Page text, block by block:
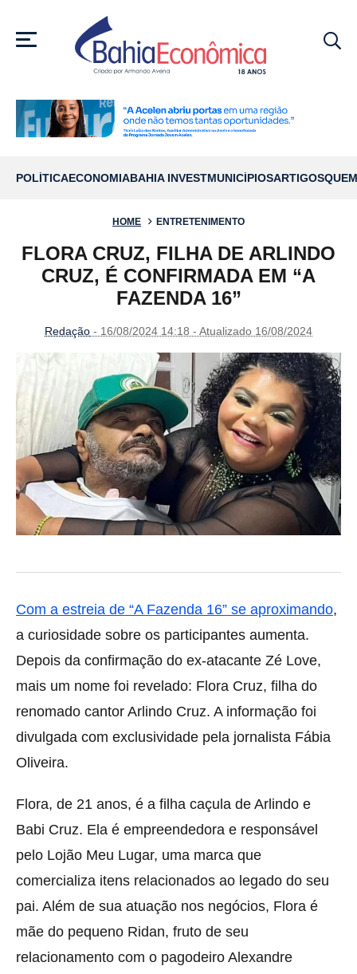
MENU
POLÍTICAECONOMIABAHIA INVESTMUNICÍPIOSARTIGOS
HOME ENTRETENIMENTO
FLORA CRUZ, FILHA DE ARLINDO
CRUZ, É CONFIRMADA EM “A
FAZENDA 16”
Redação - 16/08/2024 14:18 - Atualizado 16/08/2024
Com a estreia de “A Fazenda 16” se aproximando,
a curiosidade sobre os participantes aumenta.
Depois da confirmação do ex-atacante Zé Love,
mais um nome foi revelado: Flora Cruz, filha do
renomado cantor Arlindo Cruz. A informação foi
divulgada com exclusividade pela jornalista Fábia
Oliveira.
Flora, de 21 anos, é a filha caçula de Arlindo e
Babi Cruz. Ela é empreendedora e responsável
pelo Lojão Meu Lugar, uma marca que
comercializa itens relacionados ao legado do seu
pai. Além de sua atuação nos negócios, Flora é
mãe do pequeno Ridan, fruto de seu
relacionamento com o pagodeiro Alexandre